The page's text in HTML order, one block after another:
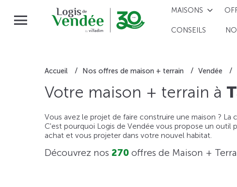
MAISONS
CONSEILS
Accueil Nos offres de maison + terrain Vendée
Votre maison + terrain à
Vous avez le projet de faire construire une maison ?
C'est pourquoi Logis de Vendée vous propose un outil
achat et vous projeter dans votre nouvel habitat.
Découvrez nos 270 offres de Maison +